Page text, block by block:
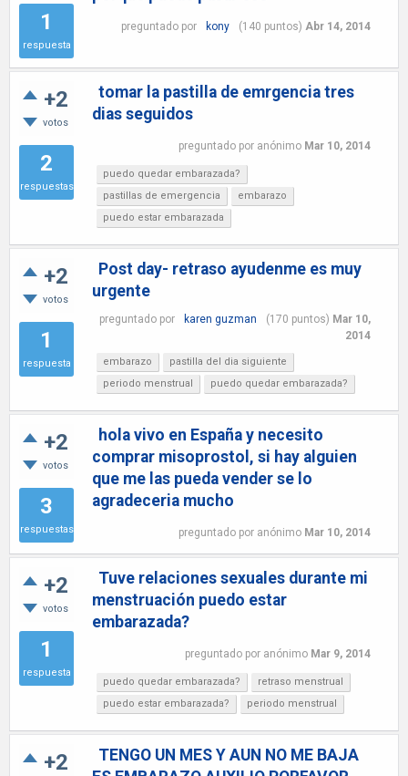
1
respuesta
preguntado por kony (140 puntos) Abr 14, 2014
+2
votos
2
respuestas
tomar la pastilla de emrgencia tres
dias seguidos
preguntado por anónimo Mar 10, 2014
puedo quedar embarazada?
pastillas de emergencia
embarazo
puedo estar embarazada
+2
votos
1
respuesta
Post day- retraso ayudenme es muy
urgente
preguntado por karen guzman (170 puntos) Mar 10,
2014
embarazo
pastilla del dia siguiente
periodo menstrual
puedo quedar embarazada?
+2
votos
3
respuestas
hola vivo en España y necesito
comprar misoprostol, si hay alguien
que me las pueda vender se lo
agradeceria mucho
preguntado por anónimo Mar 10, 2014
+2
votos
1
respuesta
Tuve relaciones sexuales durante mi
menstruación puedo estar
embarazada?
preguntado por anónimo Mar 9, 2014
puedo quedar embarazada?
retraso menstrual
puedo estar embarazada?
periodo menstrual
+2
TENGO UN MES Y AUN NO ME BAJA